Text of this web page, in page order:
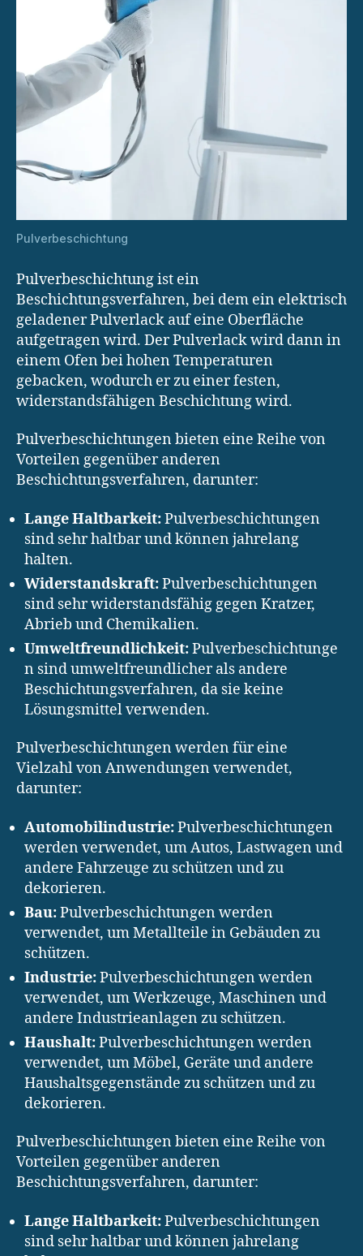
Pulverbeschichtung
Pulverbeschichtung ist ein
Beschichtungsverfahren, bei dem ein elektrisch
geladener Pulverlack auf eine Oberfläche
aufgetragen wird. Der Pulverlack wird dann in
einem Ofen bei hohen Temperaturen
gebacken, wodurch er zu einer festen,
widerstandsfähigen Beschichtung wird.
Pulverbeschichtungen bieten eine Reihe von
Vorteilen gegenüber anderen
Beschichtungsverfahren, darunter:
Lange Haltbarkeit:Pulverbeschichtungen
sind sehr haltbar und können jahrelang
halten.
Widerstandskraft:Pulverbeschichtungen
sind sehr widerstandsfähig gegen Kratzer,
Abrieb und Chemikalien.
Umweltfreundlichkeit:Pulverbeschichtunge
n sind umweltfreundlicher als andere
Beschichtungsverfahren, da sie keine
Lösungsmittel verwenden.
Pulverbeschichtungen werden für eine
Vielzahl von Anwendungen verwendet,
darunter:
Automobilindustrie:Pulverbeschichtungen
werden verwendet, um Autos, Lastwagen und
andere Fahrzeuge zu schützen und zu
dekorieren.
Bau:Pulverbeschichtungen werden
verwendet, um Metallteile in Gebäuden zu
schützen.
Industrie:Pulverbeschichtungen werden
verwendet, um Werkzeuge, Maschinen und
andere Industrieanlagen zu schützen.
Haushalt:Pulverbeschichtungen werden
verwendet, um Möbel, Geräte und andere
Haushaltsgegenstände zu schützen und zu
dekorieren.
Pulverbeschichtungen bieten eine Reihe von
Vorteilen gegenüber anderen
Beschichtungsverfahren, darunter:
Lange Haltbarkeit:Pulverbeschichtungen
sind sehr haltbar und können jahrelang